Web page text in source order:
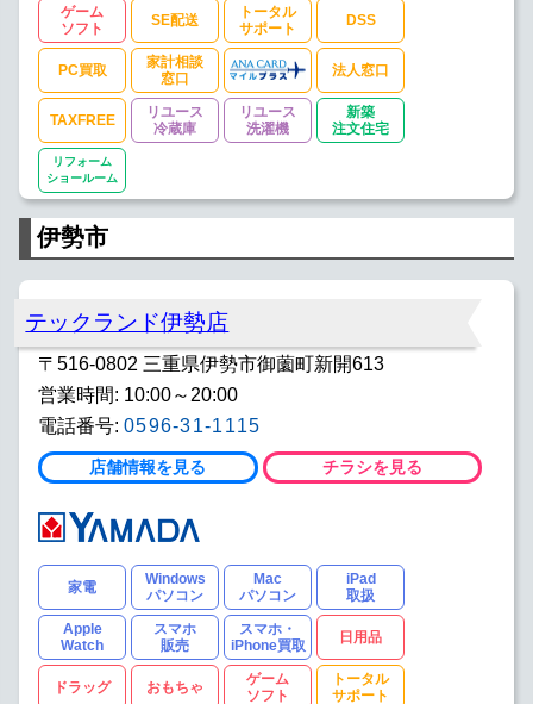
ゲーム
ソフト
SE配送
トータル
サポート
DSS
PC買取
家計相談
窓口
法人窓口
TAXFREE
リユース
冷蔵庫
リユース
洗濯機
新築
注文住宅
リフォーム
ショールーム
伊勢市
テックランド伊勢店
〒516-0802 三重県伊勢市御薗町新開613
営業時間: 10:00～20:00
電話番号: 0596-31-1115
店舗情報を見る チラシを見る
家電
Windows
パソコン
Mac
パソコン
iPad
取扱
Apple
Watch
スマホ
販売
スマホ・
iPhone買取
日用品
ドラッグ おもちゃ
ゲーム
ソフト
トータル
サポート